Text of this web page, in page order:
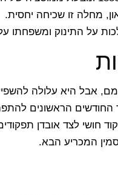
מחלה זו שכיחה יחסית.
על התינוק ומשפחתו
אבל היא עלולה
החודשים הראשונים
חושי לצד אובדן
המכריע הבא.